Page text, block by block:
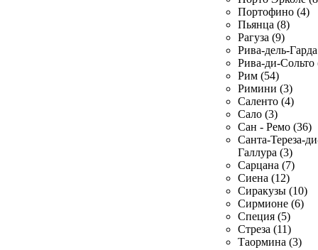
Портофино (4)
Пьянца (8)
Рагуза (9)
Рива-дель-
Рива-ди-Сольто
Рим (54)
Римини (3)
Саленто (4)
Сало (3)
Сан - Ремо (36)
Санта-Тереза-
Галлура (3)
Сарцана (7)
Сиена (12)
Сиракузы (10)
Сирмионе (6)
Специя (5)
Стреза (11)
Таормина (3)